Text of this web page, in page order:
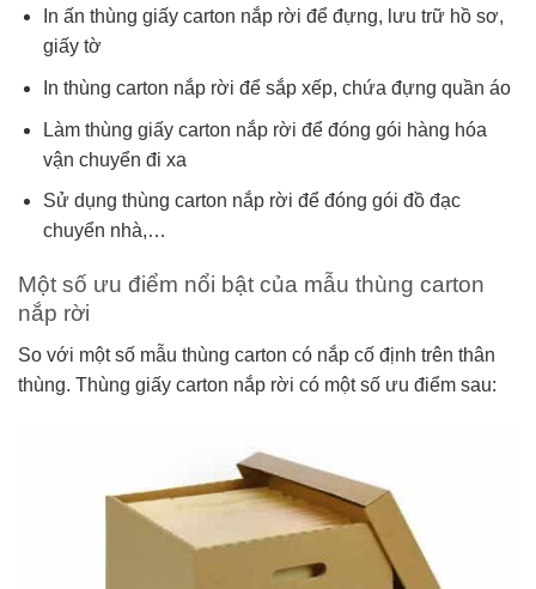
In ấn thùng giấy carton nắp rời để đựng, lưu trữ hồ sơ,
giấy tờ
In thùng carton nắp rời để sắp xếp, chứa đựng quần áo
Làm thùng giấy carton nắp rời để đóng gói hàng hóa
vận chuyển đi xa
Sử dụng thùng carton nắp rời để đóng gói đồ đạc
chuyển nhà,…
Một số ưu điểm nổi bật của mẫu thùng carton
nắp rời
So với một số mẫu thùng carton có nắp cố định trên thân
thùng. Thùng giấy carton nắp rời có một số ưu điểm sau: